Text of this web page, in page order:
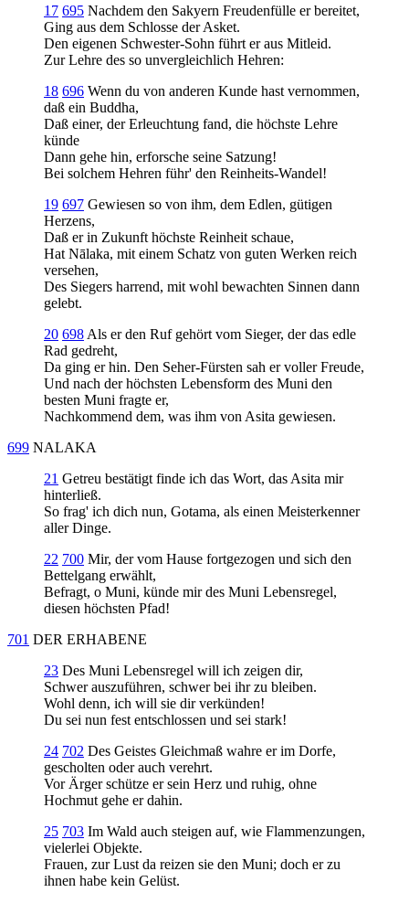
17 695 Nachdem den Sakyern Freudenfülle er bereitet,
Ging aus dem Schlosse der Asket.
Den eigenen Schwester-Sohn führt er aus Mitleid.
Zur Lehre des so unvergleichlich Hehren:
18 696 Wenn du von anderen Kunde hast vernommen,
daß ein Buddha,
Daß einer, der Erleuchtung fand, die höchste Lehre
künde
Dann gehe hin, erforsche seine Satzung!
Bei solchem Hehren führ' den Reinheits-Wandel!
19 697 Gewiesen so von ihm, dem Edlen, gütigen
Herzens,
Daß er in Zukunft höchste Reinheit schaue,
Hat Nālaka, mit einem Schatz von guten Werken reich
versehen,
Des Siegers harrend, mit wohl bewachten Sinnen dann
gelebt.
20 698 Als er den Ruf gehört vom Sieger, der das edle
Rad gedreht,
Da ging er hin. Den Seher-Fürsten sah er voller Freude,
Und nach der höchsten Lebensform des Muni den
besten Muni fragte er,
Nachkommend dem, was ihm von Asita gewiesen.
699 NALAKA
21 Getreu bestätigt finde ich das Wort, das Asita mir
hinterließ.
So frag' ich dich nun, Gotama, als einen Meisterkenner
aller Dinge.
22 700 Mir, der vom Hause fortgezogen und sich den
Bettelgang erwählt,
Befragt, o Muni, künde mir des Muni Lebensregel,
diesen höchsten Pfad!
701 DER ERHABENE
23 Des Muni Lebensregel will ich zeigen dir,
Schwer auszuführen, schwer bei ihr zu bleiben.
Wohl denn, ich will sie dir verkünden!
Du sei nun fest entschlossen und sei stark!
24 702 Des Geistes Gleichmaß wahre er im Dorfe,
gescholten oder auch verehrt.
Vor Ärger schütze er sein Herz und ruhig, ohne
Hochmut gehe er dahin.
25 703 Im Wald auch steigen auf, wie Flammenzungen,
vielerlei Objekte.
Frauen, zur Lust da reizen sie den Muni; doch er zu
ihnen habe kein Gelüst.